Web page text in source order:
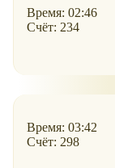
Время: 02:46
Счёт: 234
Время: 03:42
Счёт: 298